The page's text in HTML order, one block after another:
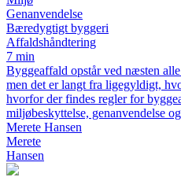
Genanvendelse
Bæredygtigt byggeri
Affaldshåndtering
7 min
Byggeaffald opstår ved næsten
men det er langt fra ligegyldigt,
hvorfor der findes regler for
miljøbeskyttelse, genanvendelse
Merete Hansen
Merete
Hansen